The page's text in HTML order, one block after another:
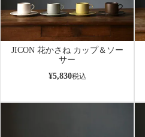
JICON 花かさね カップ＆ソー
サー
¥5,830税込